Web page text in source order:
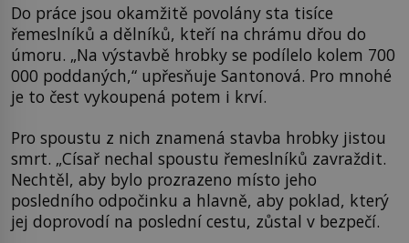
Do práce jsou okamžitě povolány sta tisíce
řemeslníků a dělníků, kteří na chrámu dřou do
úmoru. „Na výstavbě hrobky se podílelo kolem 700
000 poddaných,“ upřesňuje Santonová. Pro mnohé
je to čest vykoupená potem i krví.
Pro spoustu z nich znamená stavba hrobky jistou
smrt. „Císař nechal spoustu řemeslníků zavraždit.
Nechtěl, aby bylo prozrazeno místo jeho
posledního odpočinku a hlavně, aby poklad, který
jej doprovodí na poslední cestu, zůstal v bezpečí.